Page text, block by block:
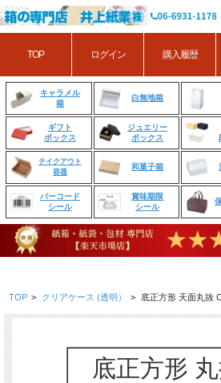
キャラメル
箱
白無地箱
ギフト
ボックス
ジュエリー
ボックス
テイクアウト
容器
和菓子箱
バーコード
シール
賞味期限
シール
TOP > クリアケース (透明） > 底正方形 天面丸抜
底正方形
TOP ログイン 購入履歴